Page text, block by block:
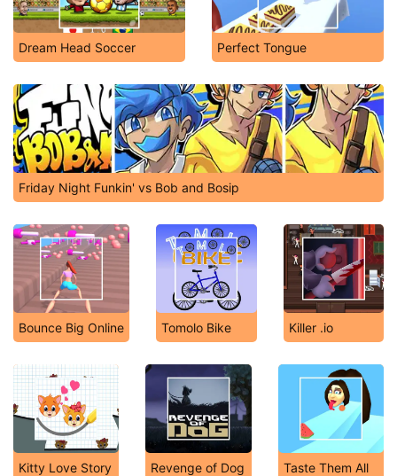
Dream Head Soccer Perfect Tongue
Friday Night Funkin' vs Bob and Bosip
Bounce Big Online Tomolo Bike Killer .io
Kitty Love Story Revenge of Dog Taste Them All